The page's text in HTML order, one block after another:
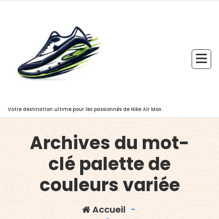
Votre destination ultime pour les passionnés de Nike Air Max.
Archives du mot-
clé palette de
couleurs variée
Accueil -